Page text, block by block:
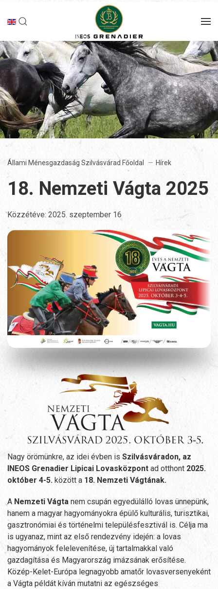
Állami Ménesgazdaság Szilvásvárad Főoldal Hírek
18. Nemzeti Vágta 2025
Közzétéve: 2025. szeptember 16
Nagy örömünkre, az idei évben is Szilvásváradon, az
INEOS Grenadier Lipicai Lovasközpont ad otthont 2025.
október 4-5. között a 18. Nemzeti Vágtának.
A Nemzeti Vágta nem csupán egyedülálló lovas ünnepünk,
hanem a magyar hagyományokra épülő kulturális, turisztikai,
gasztronómiai és történelmi településfesztivál is. Célja ma
is ugyanaz, mint az első rendezvény idején: a lovas
hagyományok felelevenítése, új tartalmakkal való
gazdagítása és Magyarország imázsának erősítése.
Közép-Kelet-Európa legnagyobb amatőr lovasversenyeként
a Vágta példát kíván mutatni az egészséges